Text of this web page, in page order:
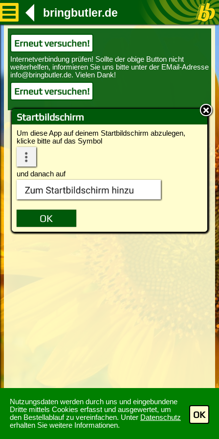
Nutzungsdaten werden durch uns und eingebundene
Dritte mittels Cookies erfasst und ausgewertet, um
den Bestellablauf zu vereinfachen. Unter Datenschutz
erhalten Sie weitere Informationen.
OK
Startbildschirm
Um diese App auf deinem Startbildschirm abzulegen,
klicke bitte auf das Symbol
und danach auf
bringbutler.de
Erneut versuchen!
Erneut versuchen!